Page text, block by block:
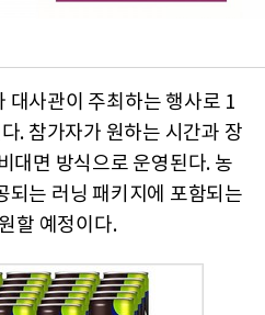
대사관이 주최하는 행사로 1
. 참가자가 원하는 시간과 장
대면 방식으로 운영된다. 농
되는 러닝 패키지에 포함되는
할 예정이다.